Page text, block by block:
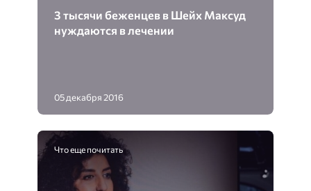
3 тысячи беженцев в Шейх Максуд
нуждаются в лечении
05 декабря 2016
Что еще почитать